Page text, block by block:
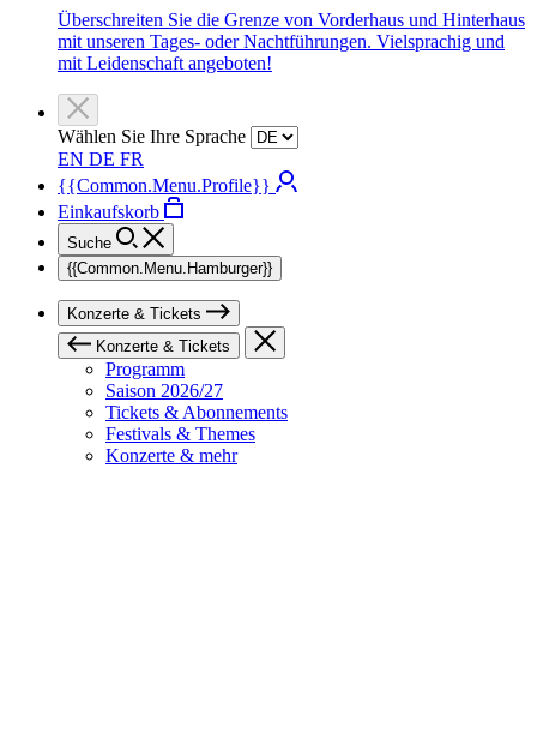
Überschreiten Sie die Grenze von Vorderhaus und Hinterhaus
mit unseren Tages- oder Nachtführungen. Vielsprachig und
mit Leidenschaft angeboten!
Wählen Sie Ihre Sprache
EN DE FR
{{Common.Menu.Profile}}
Einkaufskorb
Suche
{{Common.Menu.Hamburger}}
Konzerte & Tickets
Konzerte & Tickets
Programm
Saison 2026/27
Tickets & Abonnements
Festivals & Themes
Konzerte & mehr